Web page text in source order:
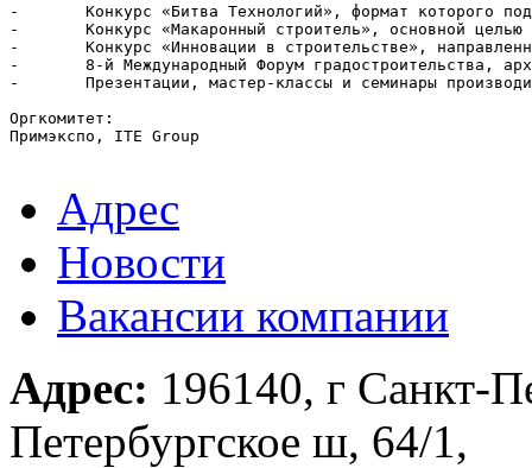
-	Конкурс «Битва Технологий», формат которого подразумевает соревновательные презентации компаний в защиту своей продукции и технологий;
-	Конкурс «Макаронный строитель», основной целью которого является демонстрация профессиональных навыков студентов в проектировании пролетных сооружений и высотного строительства с учетом распределения конструктивных нагрузок;
-	Конкурс «Инновации в строительстве», направленный на выявление инновационной продукции на отечественном рынке и информирование строительного сообщества о новых материалах и технологиях;
-	8-й Международный Форум градостроительства, архитектуры и дизайна A.city
-	Презентации, мастер-классы и семинары производителей и поставщиков строительного оборудования и материалов.
Оргкомитет:
Примэкспо, ITE Group
Адрес
Новости
Вакансии компании
Адрес: 196140, г Санкт-
Петербургское ш, 64/1,